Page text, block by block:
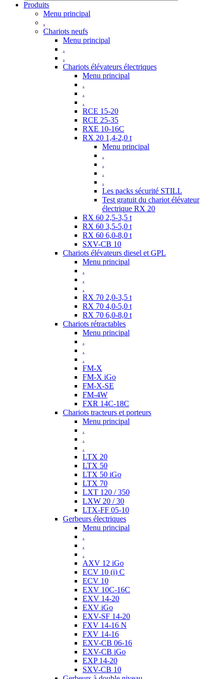
Produits
Menu principal
.
Chariots neufs
Menu principal
.
.
Chariots élévateurs électriques
Menu principal
.
.
.
RCE 15-20
RCE 25-35
RXE 10-16C
RX 20 1,4-2,0 t
Menu principal
.
.
.
.
Les packs sécurité STILL
Test gratuit du chariot élévateur
électrique RX 20
RX 60 2,5-3,5 t
RX 60 3,5-5,0 t
RX 60 6,0-8,0 t
SXV-CB 10
Chariots élévateurs diesel et GPL
Menu principal
.
.
.
RX 70 2,0-3,5 t
RX 70 4,0-5,0 t
RX 70 6,0-8,0 t
Chariots rétractables
Menu principal
.
.
.
FM-X
FM-X iGo
FM-X-SE
FM-4W
FXR 14C-18C
Chariots tracteurs et porteurs
Menu principal
.
.
.
LTX 20
LTX 50
LTX 50 iGo
LTX 70
LXT 120 / 350
LXW 20 / 30
LTX-FF 05-10
Gerbeurs électriques
Menu principal
.
.
.
AXV 12 iGo
ECV 10 (i) C
ECV 10
EXV 10C-16C
EXV 14-20
EXV iGo
EXV-SF 14-20
FXV 14-16 N
FXV 14-16
EXV-CB 06-16
EXV-CB iGo
EXP 14-20
SXV-CB 10